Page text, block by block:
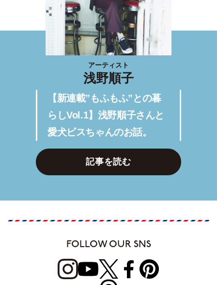
アーティスト
浅野順子
【新連載”もふもふ”との暮
らしVol.1】浅野順子さんと
愛犬ビスちゃんのお話。
記事を読む
FOLLOW OUR SNS